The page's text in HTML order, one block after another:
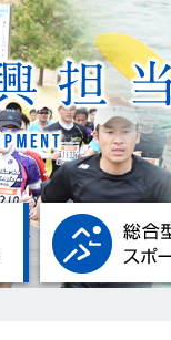
団 各種スポーツ事業